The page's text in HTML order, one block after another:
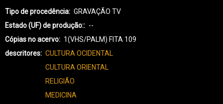
Tipo de procedência
GRAVAÇÃO TV
Estado (UF) de produção:
--
Cópias no acervo
1(VHS/PALM) FITA 109
descritores
CULTURA OCIDENTAL
CULTURA ORIENTAL
RELIGIÃO
MEDICINA